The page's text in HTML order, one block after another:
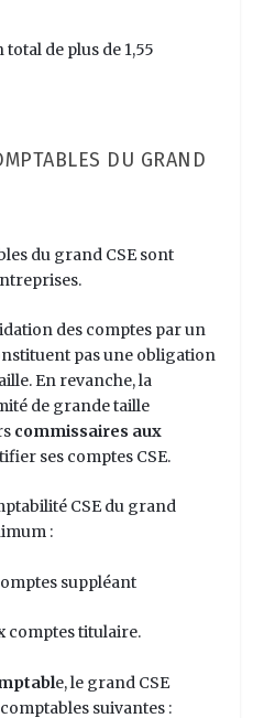
total de plus de 1,55
DU GRAND
du grand CSE sont
des comptes par un
pas une obligation
En revanche, la
de grande taille
commissaires aux
ses comptes CSE.
CSEdu grand
:
suppléant
comptes titulaire.
e, le grand CSE
suivantes :